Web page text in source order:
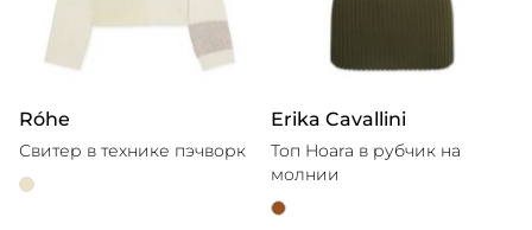
Róhe
Свитер в технике пэчворк
Erika Cavallini
Топ Hoara в рубчик на
молнии